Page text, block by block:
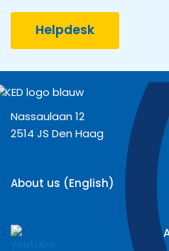
Privacy
Aankondigen
Uitsluitingsgronden
Helpdesk
Nassaulaan 12
2514 JS Den Haag
About us (English)